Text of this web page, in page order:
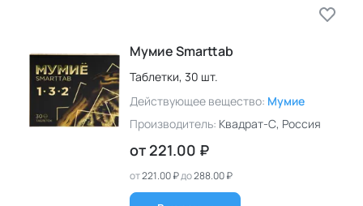
Мумие Smarttab
Таблетки, 30 шт.
Действующее вещество: Мумие
Производитель: Квадрат-С, Россия
от 221.00 ₽
от221.00 ₽до288.00 ₽